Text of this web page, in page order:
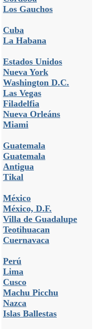
Los Gauchos
Cuba
La Habana
Estados Unidos
Nueva York
Washington D.C.
Las Vegas
Filadelfia
Nueva Orleáns
Miami
Guatemala
Guatemala
Antigua
Tikal
México
México, D.F.
Villa de Guadalupe
Teotihuacan
Cuernavaca
Perú
Lima
Cusco
Machu Picchu
Nazca
Islas Ballestas